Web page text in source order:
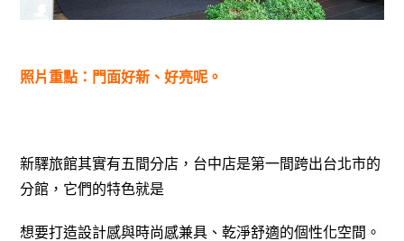
照片重點：門面好新、好亮呢。
新驛旅館其實有五間分店，台中店是第一間跨出台北市的
分館，它們的特色就是
想要打造設計感與時尚感兼具、乾淨舒適的個性化空間。